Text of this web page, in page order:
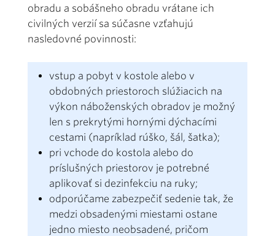
obradu a sobášneho obradu vrátane ich
civilných verzií sa súčasne vzťahujú
nasledovné povinnosti:
vstup a pobyt v kostole alebo v
obdobných priestoroch slúžiacich na
výkon náboženských obradov je možný
len s prekrytými hornými dýchacími
cestami (napríklad rúško, šál, šatka);
pri vchode do kostola alebo do
príslušných priestorov je potrebné
aplikovať si dezinfekciu na ruky;
odporúčame zabezpečiť sedenie tak, že
medzi obsadenými miestami ostane
jedno miesto neobsadené, pričom